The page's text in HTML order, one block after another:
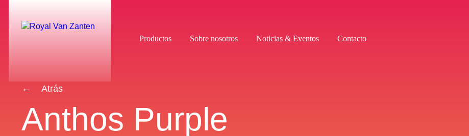
Productos Sobre nosotros Noticias & Eventos Contacto
Atrás
Anthos Purple